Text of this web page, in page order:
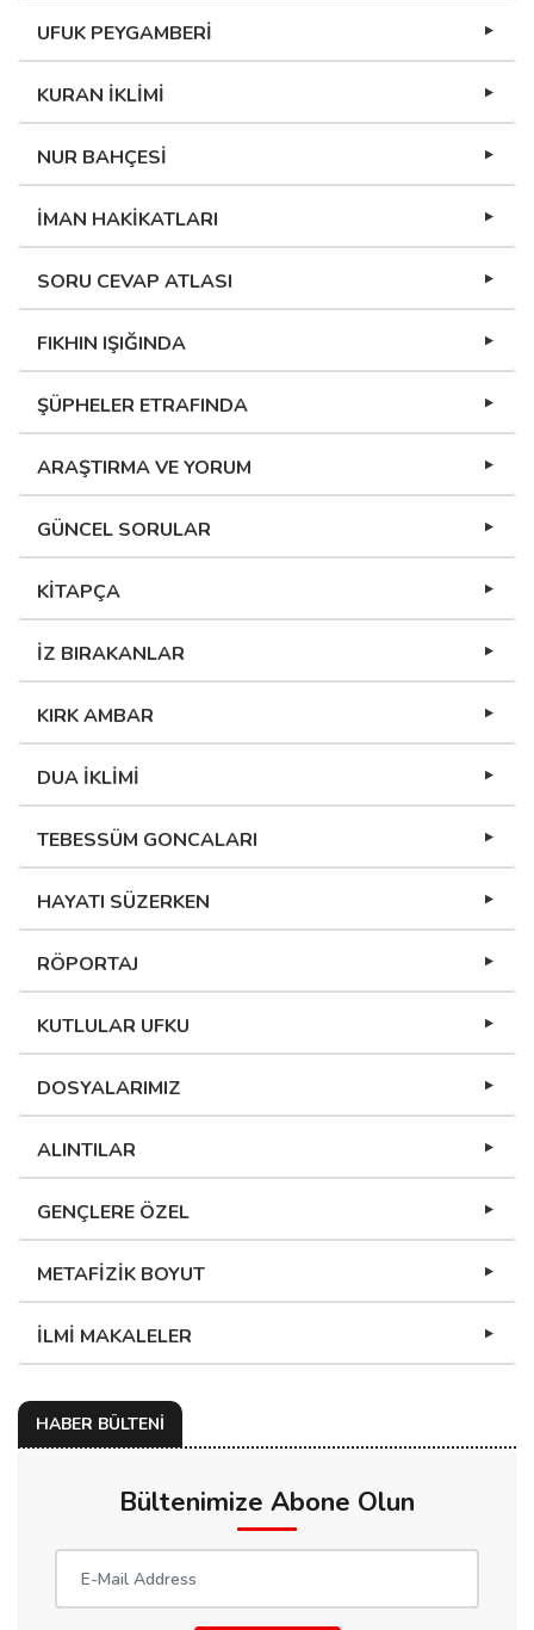
UFUK PEYGAMBERİ
KURAN İKLİMİ
NUR BAHÇESİ
İMAN HAKİKATLARI
SORU CEVAP ATLASI
FIKHIN IŞIĞINDA
ŞÜPHELER ETRAFINDA
ARAŞTIRMA VE YORUM
GÜNCEL SORULAR
KİTAPÇA
İZ BIRAKANLAR
KIRK AMBAR
DUA İKLİMİ
TEBESSÜM GONCALARI
HAYATI SÜZERKEN
RÖPORTAJ
KUTLULAR UFKU
DOSYALARIMIZ
ALINTILAR
GENÇLERE ÖZEL
METAFİZİK BOYUT
İLMİ MAKALELER
HABER BÜLTENİ
Bültenimize Abone Olun